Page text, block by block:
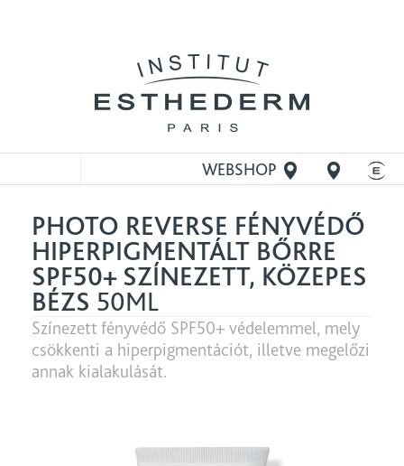
WEBSHOP
PHOTO REVERSE FÉNYVÉDŐ
HIPERPIGMENTÁLT BŐRRE
SPF50+ SZÍNEZETT, KÖZEPES
BÉZS 50ML
Színezett fényvédő SPF50+ védelemmel, mely
csökkenti a hiperpigmentációt, illetve megelőzi
annak kialakulását.